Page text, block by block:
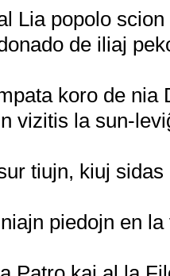
Lia popolo
de iliaj
koro de nia
vizitis la sun-
tiujn, kiuj
piedojn en